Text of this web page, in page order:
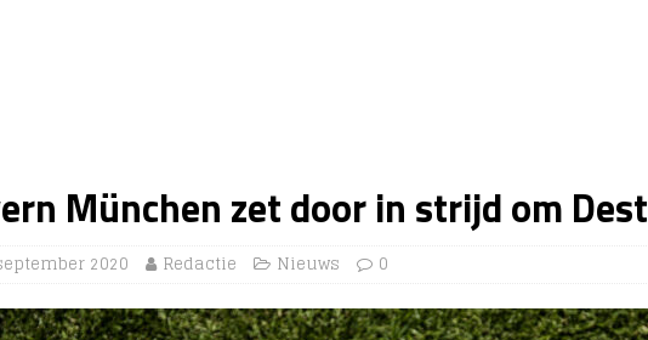
München zet door in strijd om Dest
2020 Redactie Nieuws 0